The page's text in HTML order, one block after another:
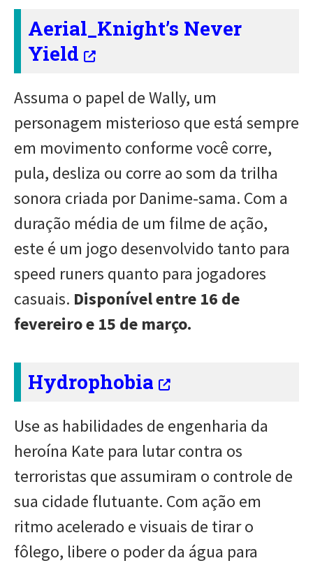
Aerial_Knight’s Never
Yield
Assuma o papel de Wally, um
personagem misterioso que está sempre
em movimento conforme você corre,
pula, desliza ou corre ao som da trilha
sonora criada por Danime-sama. Com a
duração média de um filme de ação,
este é um jogo desenvolvido tanto para
speed runers quanto para jogadores
casuais. Disponível entre 16 de
fevereiro e 15 de março.
Hydrophobia
Use as habilidades de engenharia da
heroína Kate para lutar contra os
terroristas que assumiram o controle de
sua cidade flutuante. Com ação em
ritmo acelerado e visuais de tirar o
fôlego, libere o poder da água para